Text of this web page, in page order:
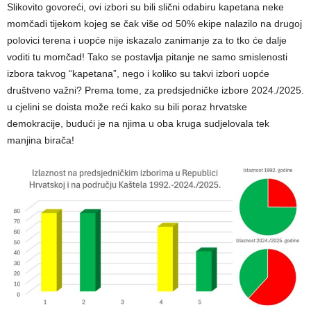
Slikovito govoreći, ovi izbori su bili slični odabiru kapetana neke
momčadi tijekom kojeg se čak više od 50% ekipe nalazilo na drugoj
polovici terena i uopće nije iskazalo zanimanje za to tko će dalje
voditi tu momčad! Tako se postavlja pitanje ne samo smislenosti
izbora takvog “kapetana”, nego i koliko su takvi izbori uopće
društveno važni? Prema tome, za predsjedničke izbore 2024./2025.
u cjelini se doista može reći kako su bili poraz hrvatske
demokracije, budući je na njima u oba kruga sudjelovala tek
manjina birača!